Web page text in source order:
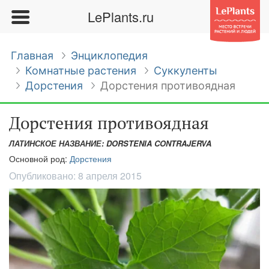
LePlants.ru
Главная
Энциклопедия
Комнатные растения
Суккуленты
Дорстения
Дорстения противоядная
Дорстения противоядная
ЛАТИНСКОЕ НАЗВАНИЕ: DORSTENIA CONTRAJERVA
Основной род: Дорстения
Опубликовано: 8 апреля 2015